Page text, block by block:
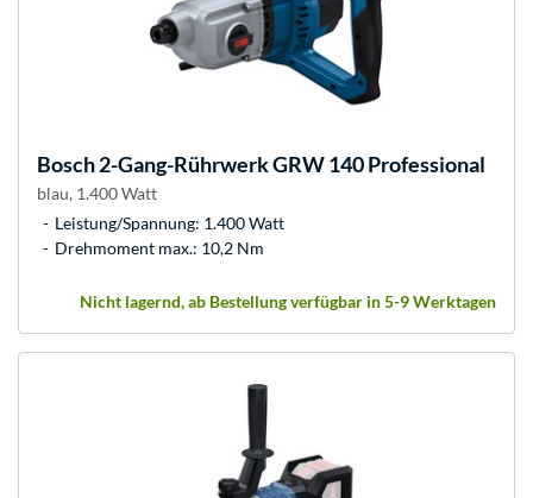
Bosch2-Gang-Rührwerk GRW 140 Professional
blau, 1.400 Watt
Leistung/Spannung: 1.400 Watt
Drehmoment max.: 10,2 Nm
Nicht lagernd, ab Bestellung verfügbar in 5-9 Werktagen